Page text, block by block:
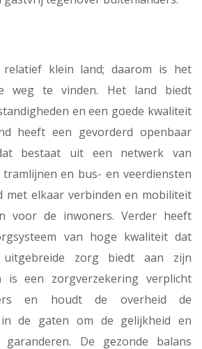
klein land; daarom is het
weg te vinden. Het land biedt
en een goede kwaliteit
heeft een gevorderd openbaar
bestaat uit een netwerk van
en bus- en veerdiensten
met elkaar verbinden en mobiliteit
voor de inwoners. Verder heeft
van hoge kwaliteit dat
zorg biedt aan zijn
is een zorgverzekering verplicht
en houdt de overheid de
in de gaten om de gelijkheid en
garanderen. De gezonde balans